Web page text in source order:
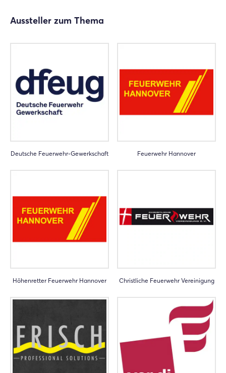
Aussteller zum Thema
Deutsche Feuerwehr-Gewerkschaft Feuerwehr Hannover
Höhenretter Feuerwehr Hannover Christliche Feuerwehr Vereinigung